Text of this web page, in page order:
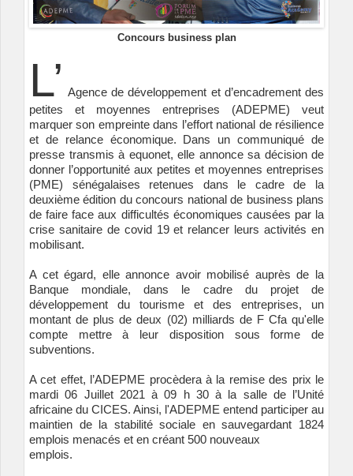
Concours business plan
L’ Agence de développement et d’encadrement des
petites et moyennes entreprises (ADEPME) veut
marquer son empreinte dans l’effort national de résilience
et de relance économique. Dans un communiqué de
presse transmis à equonet, elle annonce sa décision de
donner l’opportunité aux petites et moyennes entreprises
(PME) sénégalaises retenues dans le cadre de la
deuxième édition du concours national de business plans
de faire face aux difficultés économiques causées par la
crise sanitaire de covid 19 et relancer leurs activités en
mobilisant.
A cet égard, elle annonce avoir mobilisé auprès de la
Banque mondiale, dans le cadre du projet de
développement du tourisme et des entreprises, un
montant de plus de deux (02) milliards de F Cfa qu'elle
compte mettre à leur disposition sous forme de
subventions.
A cet effet, l’ADEPME procèdera à la remise des prix le
mardi 06 Juillet 2021 à 09 h 30 à la salle de l’Unité
africaine du CICES. Ainsi, l'ADEPME entend participer au
maintien de la stabilité sociale en sauvegardant 1824
emplois menacés et en créant 500 nouveaux
emplois.